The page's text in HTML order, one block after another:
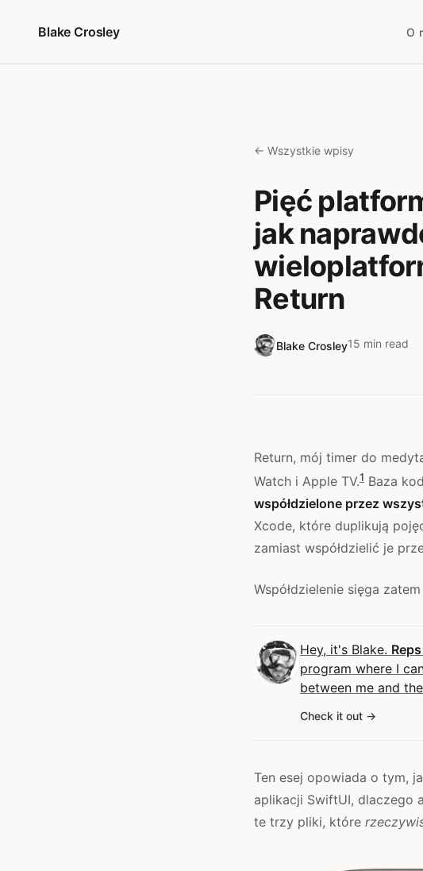
Blake Crosley
O
← Wszystkie wpisy
Pięć
jak
Return
Blake Crosley15 min read
Return, mój timer do
Watch i Apple TV.1 Baza
współdzielone przez
Xcode, które duplikują
zamiast współdzielić je
Współdzielenie sięga
Hey, it's Blake. Reps
program where I
between me and
Check it out
Ten esej opowiada o tym,
aplikacji SwiftUI, dlaczego
te trzy pliki, które